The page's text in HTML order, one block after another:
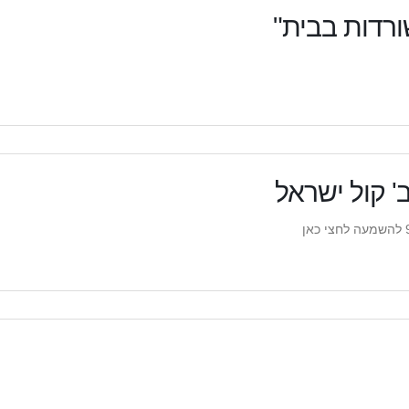
בבית"
קול ישראל